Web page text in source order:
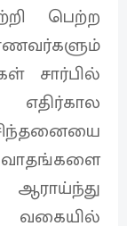
பெற்ற
சார்பில்
எதிர்கால